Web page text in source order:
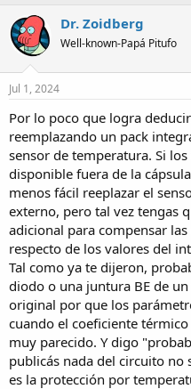
c
t
i
o
n
s
Dr. Zoidberg
Well-known-Papá Pitufo
Jul 1, 2024
Por lo poco que logra
reemplazando un pack
sensor de temperatura. Si
disponible fuera de la
menos fácil reeplazar el
externo, pero tal vez tengas
adicional para compensar
respecto de los valores del
Tal como ya te dijeron,
diodo o una juntura BE de
original por que los
cuando el coeficiente
muy parecido. Y digo
publicás nada del circuito no
es la protección por